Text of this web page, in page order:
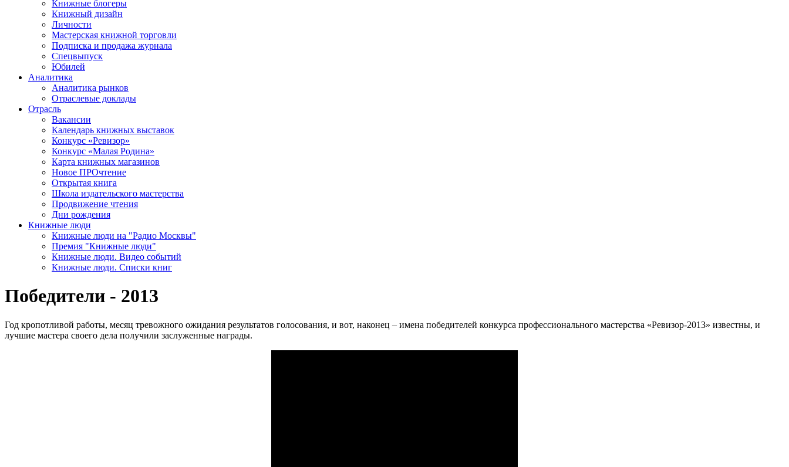
Книжные блогеры
Книжный дизайн
Личности
Мастерская книжной торговли
Подписка и продажа журнала
Спецвыпуск
Юбилей
Аналитика
Аналитика рынков
Отраслевые доклады
Отрасль
Вакансии
Календарь книжных выставок
Конкурс «Ревизор»
Конкурс «Малая Родина»
Карта книжных магазинов
Новое ПРОчтение
Открытая книга
Школа издательского мастерства
Продвижение чтения
Дни рождения
Книжные люди
Книжные люди на "Радио Москвы"
Премия "Книжные люди"
Книжные люди. Видео событий
Книжные люди. Списки книг
Победители - 2013
Год кропотливой работы, месяц тревожного ожидания результатов голосования, и вот, наконец – имена победителей конкурса профессионального мастерства «Ревизор-2013» известны, и
лучшие мастера своего дела получили заслуженные награды.